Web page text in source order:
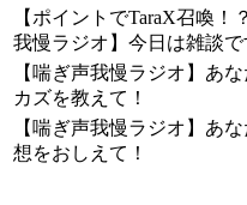
【ポイントでTaraX召喚！
我慢ラジオ】今日は雑談で
【喘ぎ声我慢ラジオ】あ
カズを教えて！
【喘ぎ声我慢ラジオ】あ
想をおしえて！